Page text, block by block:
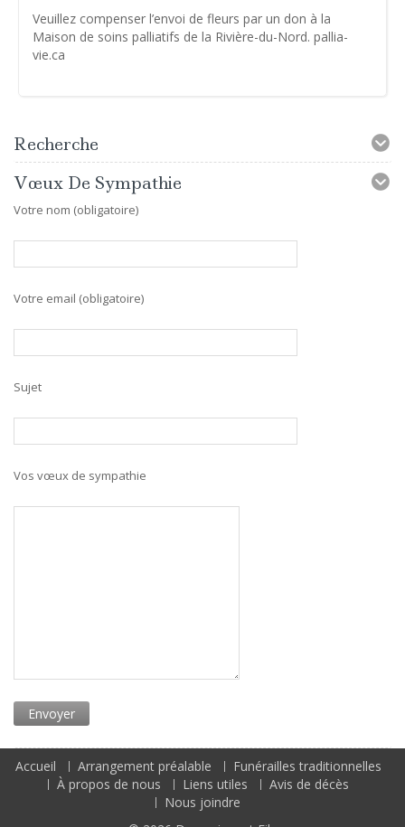
Veuillez compenser l’envoi de fleurs par un don à la
Maison de soins palliatifs de la Rivière-du-Nord. pallia-
vie.ca
Recherche
Vœux De Sympathie
Votre nom (obligatoire)
Votre email (obligatoire)
Sujet
Vos vœux de sympathie
Accueil Arrangement préalable
Funérailles traditionnelles
À propos de nous
Liens utiles
Avis de décès
Nous joindre